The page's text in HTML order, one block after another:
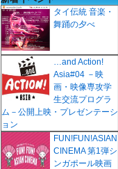
タイ伝統 音楽・
舞踊の夕べ
…and Action!
Asia#04 －映
画・映像専攻学
生交流プログラ
ム－公開上映・プレゼンテーシ
ョン
FUN!FUN!ASIAN
CINEMA 第1弾シ
ンガポール映画